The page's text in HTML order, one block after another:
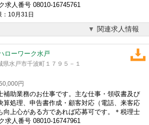
求人番号 08010-16745761
10月31日
関連求人情報
ローワーク水戸
水戸市千波町１７９５－１
円
補助業務のお仕事です。主な仕事・領収書及び
算処理、申告書作成・顧客対応（電話、来客応
向上心がある方であれば応募可です。＊税理士
求人番号 08010-16747961